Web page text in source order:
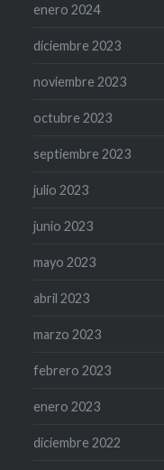
enero 2024
diciembre 2023
noviembre 2023
octubre 2023
septiembre 2023
julio 2023
junio 2023
mayo 2023
abril 2023
marzo 2023
febrero 2023
enero 2023
diciembre 2022